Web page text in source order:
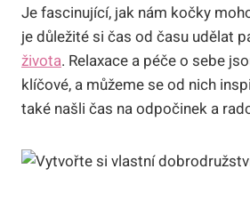
Je fascinující, jak nám kočky
je důležité si čas od času udělat
života. Relaxace a péče o sebe
klíčové, a můžeme se od nich
také našli čas na odpočinek a